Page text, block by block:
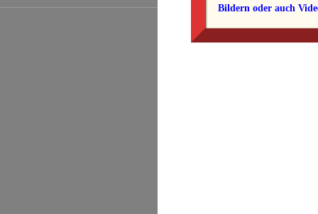
Bildern oder auch